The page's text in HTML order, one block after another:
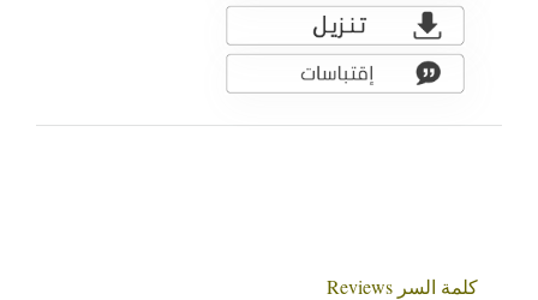
كلمة السر Reviews